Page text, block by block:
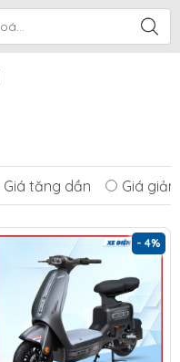
Giá tăng dần Giá
- 4%